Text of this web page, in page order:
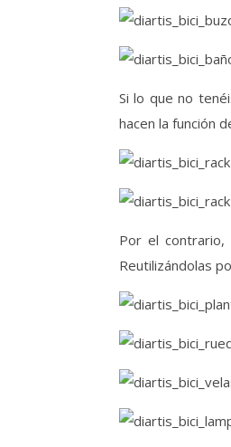
Si lo que no
hacen la función
Por el contrario,
Reutilizándolas